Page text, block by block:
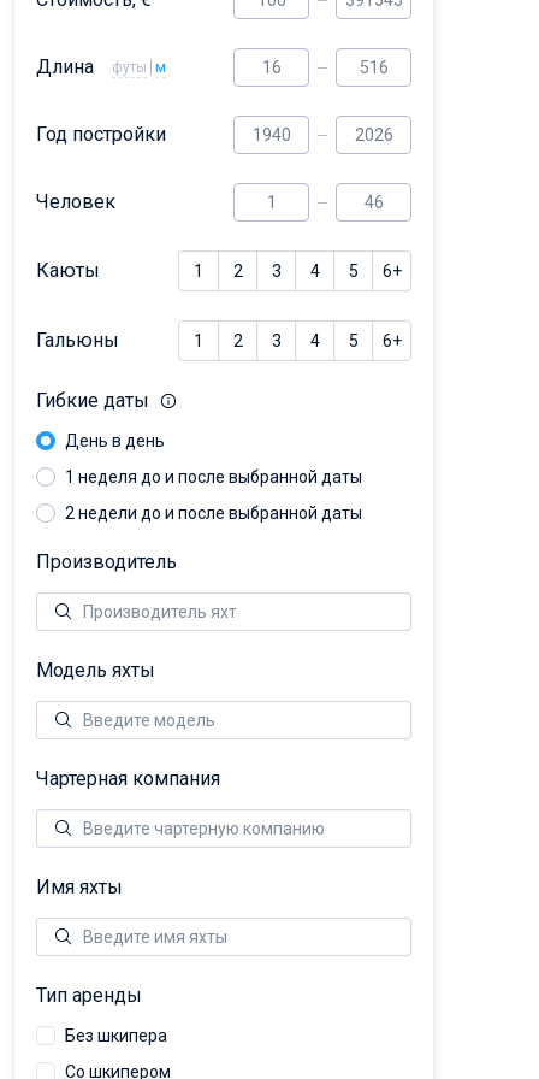
Dufour 46 GL
Длина футы м
Год постройки
Человек
Каюты 1 2 3 4 5 6+
Гальюны 1 2 3 4 5 6+
Гибкие даты
День в день
1 неделя до и после выбранной даты
2 недели до и после выбранной даты
Производитель
Модель яхты
Чартерная компания
Имя яхты
Тип аренды
Без шкипера
Со шкипером